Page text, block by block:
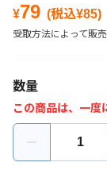
¥79 (税込¥85)
受取方法によって販
数量
この商品は、一度